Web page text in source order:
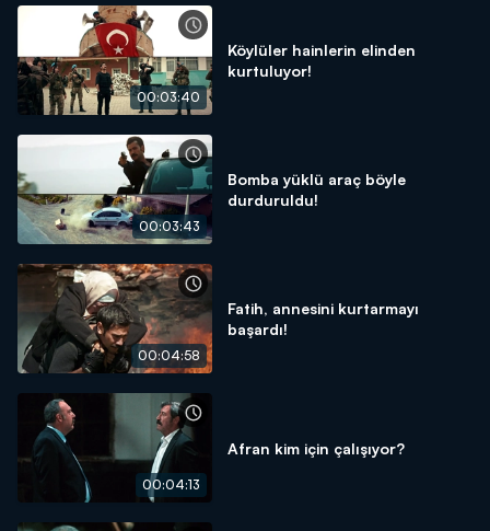
00:03:40
Köylüler hainlerin elinden
kurtuluyor!
00:03:43
Bomba yüklü araç böyle
durduruldu!
00:04:58
Fatih, annesini kurtarmayı
başardı!
00:04:13
Afran kim için çalışıyor?